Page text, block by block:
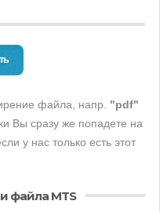
файла, напр. "pdf"
Вы сразу же попадете на
у нас только есть этот
файла MTS